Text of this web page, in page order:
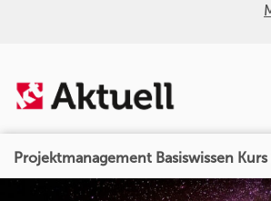
Projektmanagement Basiswissen